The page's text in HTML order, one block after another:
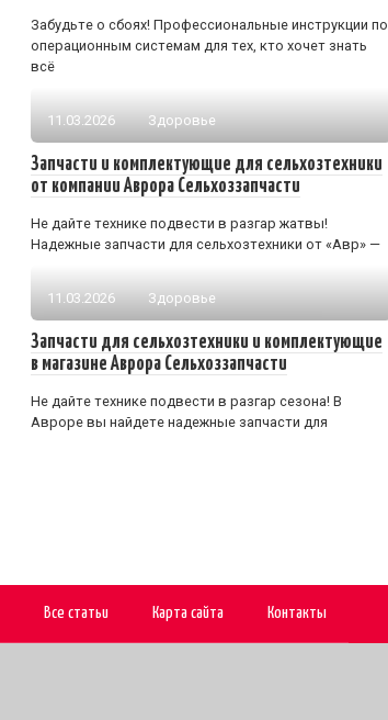
Забудьте о сбоях! Профессиональные инструкции по
операционным системам для тех, кто хочет знать
всё
11.03.2026 Здоровье
Запчасти и комплектующие для сельхозтехники
от компании Аврора Сельхоззапчасти
Не дайте технике подвести в разгар жатвы!
Надежные запчасти для сельхозтехники от «Авр» —
11.03.2026 Здоровье
Запчасти для сельхозтехники и комплектующие
в магазине Аврора Сельхоззапчасти
Не дайте технике подвести в разгар сезона! В
Авроре вы найдете надежные запчасти для
Все статьи Карта сайта Контакты